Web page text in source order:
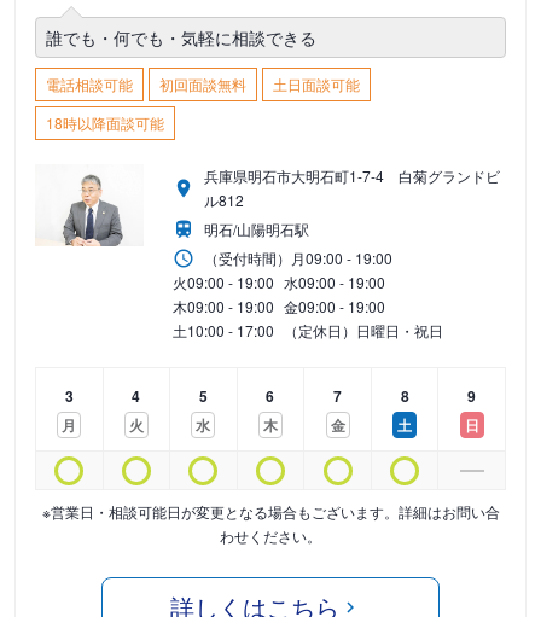
誰でも・何でも・気軽に相談できる
電話相談可能 初回面談無料
土日面談可能
18時以降面談可能
兵庫県明石市大明石町1-7-4 白菊グランドビ
ル812
明石/山陽明石駅
（受付時間） 月09:00 - 19:00
火09:00 - 19:00 水09:00 - 19:00
木09:00 - 19:00 金09:00 - 19:00
土10:00 - 17:00 （定休日）日曜日・祝日
3
月
4
火
5
水
6
木
7
金
8
土
9
日
※営業日・相談可能日が変更となる場合もございます。詳細はお問い合
わせください。
詳しくはこちら